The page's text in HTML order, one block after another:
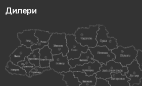
Дилери